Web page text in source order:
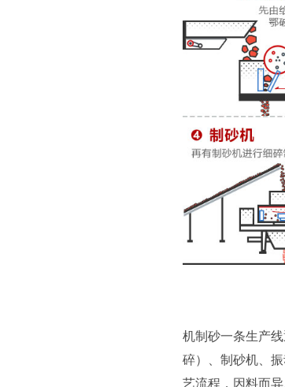
机制砂一条生产
碎）、制砂机、
艺流程，因料而